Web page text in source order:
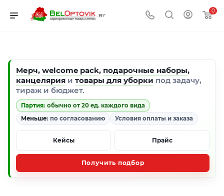
0
Мерч, welcome pack, подарочные наборы,
канцелярия и товары для уборки под задачу,
тираж и бюджет.
Партия: обычно от 20 ед. каждого вида
Меньше: по согласованию Условия оплаты и заказа
Кейсы Прайс
Получить подбор